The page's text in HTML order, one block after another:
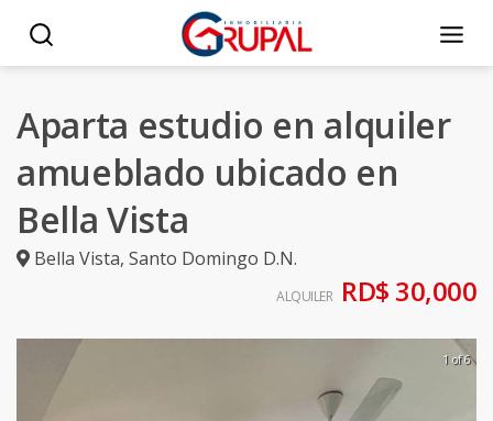
Aparta estudio en alquiler
amueblado ubicado en
Bella Vista
Bella Vista, Santo Domingo D.N.
ALQUILER RD$ 30,000
1 of 6